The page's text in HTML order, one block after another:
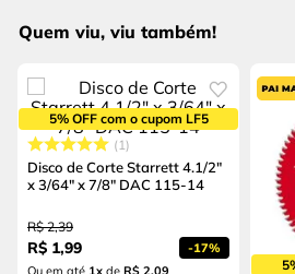
Quem viu, viu também!
5% OFF com o cupom LF5
1
Disco de Corte Starrett 4.1/2"
x 3/64" x 7/8" DAC 115-14
R$ 2,39
R$ 1,99 -17%